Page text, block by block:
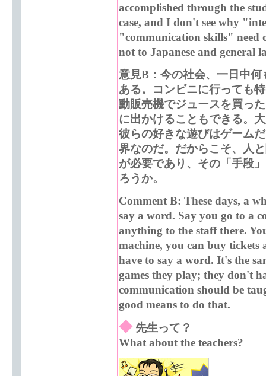
accomplished through the
case, and I don't see why
"communication skills" need
not to Japanese and general
意見B：今の社会、一日中
ある。コンビニに行っても
動販売機でジュースを買っ
に出かけることもできる。
彼らの好きな遊びはゲーム
界なのだ。だからこそ、人
が必要であり、その「手段
ろうか。
Comment B: These days, a
say a word. Say you go to a
anything to the staff there.
machine, you can buy
have to say a word. It's the
games they play; they don't
communication should be
good means to do that.
◆ 先生って？
What about the teachers?